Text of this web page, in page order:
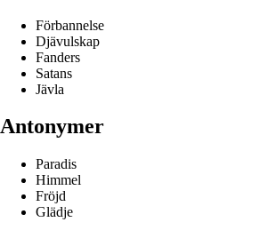
Förbannelse
Djävulskap
Fanders
Satans
Jävla
Antonymer
Paradis
Himmel
Fröjd
Glädje